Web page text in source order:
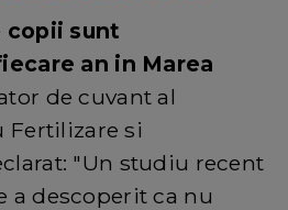
copii sunt
an in Marea
de cuvant al
si
"Un studiu recent
a descoperit ca nu